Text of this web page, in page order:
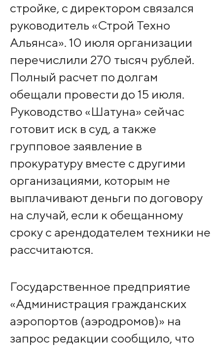
стройке, с директором связался
руководитель «Строй Техно
Альянса». 10 июля организации
перечислили 270 тысяч рублей.
Полный расчет по долгам
обещали провести до 15 июля.
Руководство «Шатуна» сейчас
готовит иск в суд, а также
групповое заявление в
прокуратуру вместе с другими
организациями, которым не
выплачивают деньги по договору
на случай, если к обещанному
сроку с арендодателем техники не
рассчитаются.
Государственное предприятие
«Администрация гражданских
аэропортов (аэродромов)» на
запрос редакции сообщило, что